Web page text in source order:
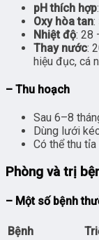
pH thích hợp
Oxy hòa tan:
Nhiệt độ: 28
Thay nước:
hiệu đục, cá
– Thu hoạch
Sau 6–8
Dùng lưới
Có thể thu
Phòng và trị
– Một số bệnh
Bệnh